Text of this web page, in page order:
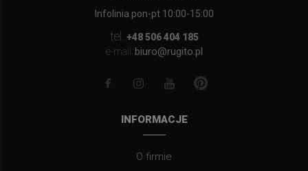
Infolinia pon-pt 10:00-15:00
tel. +48 506 404 185
e-mail: biuro@rugito.pl
INFORMACJE
O firmie